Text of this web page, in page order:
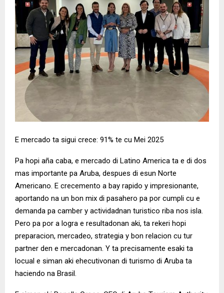
E mercado ta sigui crece: 91% te cu Mei 2025
Pa hopi aña caba, e mercado di Latino America ta e di dos
mas importante pa Aruba, despues di esun Norte
Americano. E crecemento a bay rapido y impresionante,
aportando na un bon mix di pasahero pa por cumpli cu e
demanda pa camber y actividadnan turistico riba nos isla.
Pero pa por a logra e resultadonan aki, ta rekeri hopi
preparacion, mercadeo, strategia y bon relacion cu tur
partner den e mercadonan. Y ta precisamente esaki ta
locual e siman aki ehecutivonan di turismo di Aruba ta
haciendo na Brasil.